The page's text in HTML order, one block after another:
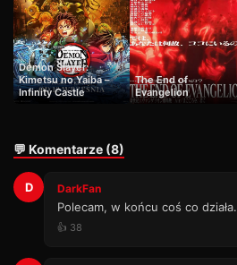
Demon Slayer:
Kimetsu no Yaiba –
Infinity Castle
The End of
Evangelion
💬 Komentarze (8)
D DarkFan
Polecam, w końcu coś co działa.
👍 38